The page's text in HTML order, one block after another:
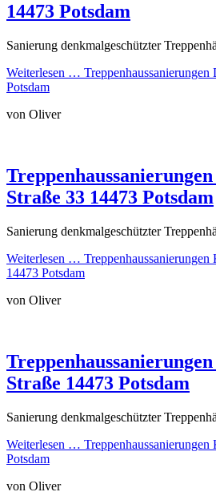
14473 Potsdam
Sanierung denkmalgeschützter
Weiterlesen …
Potsdam
von Oliver
Straße 33 14473 Potsdam
Sanierung denkmalgeschützter
Weiterlesen …
14473 Potsdam
von Oliver
Straße 14473 Potsdam
Sanierung denkmalgeschützter
Weiterlesen …
Potsdam
von Oliver